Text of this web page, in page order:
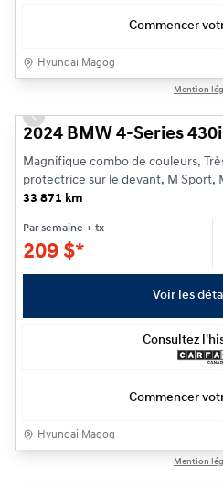
Commencer
Hyundai Magog
Mention
Previous slide
2024 BMW 4-Series
Magnifique combo de couleurs,
protectrice sur le devant, M Sport,
33 871 km
Par semaine + tx
209 $*
Voir les
Consultez
Commencer
Hyundai Magog
Mention